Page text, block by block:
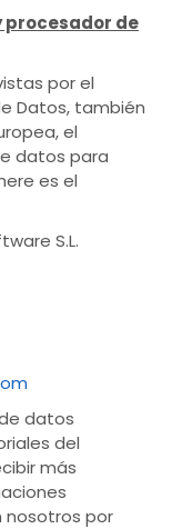
procesador de
por el
Datos, también
el
datos para
es el
S.L.
datos
del
más
nosotros por